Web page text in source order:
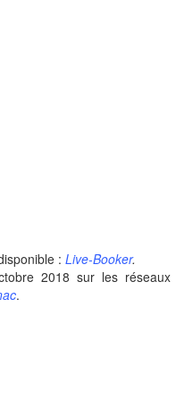
: Live-Booker.
2018 sur les réseaux
.